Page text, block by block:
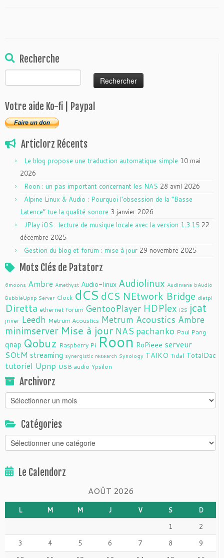
Recherche
Votre aide Ko-fi | Paypal
Articlorz Récents
Le blog propose une traduction automatique simple 10 mai
2026
Roon : un pas important concernant les NAS 28 avril 2026
Alpine Linux & Audio : Pourquoi l’obsession de la “Basse
Latence” tue la qualité sonore 3 janvier 2026
JPlay iOS : lecture de musique locale avec la version 1.3.15 22
décembre 2025
Gestion du blog et forum : mise à jour 29 novembre 2025
Mots Clés de Patatorz
6moons Ambre Amethyst Audio-linux Audiolinux Audirvana bAudio
BubbleUpnp Server Clock dCS dCS NEtwork Bridge dietpi
Diretta ethernet forum GentooPlayer HDPlex i2S jcat
jriver Leedh Metrum Acoustics Metrum Acoustics Ambre
minimserver Mise à jour NAS pachanko Paul Pang
qnap Qobuz Raspberry Pi Roon RoPieee serveur
SOtM streaming synergistic research Synology TAIKO Tidal TotalDac
tutoriel Upnp USB audio Ypsilon
Archivorz
Archivorz
Catégories
Catégories
Le Calendorz
AOÛT 2026
L M M J V S
D
1
2
3
4 5 6 7 8
9